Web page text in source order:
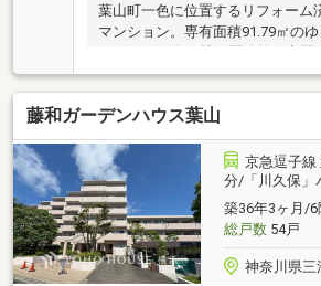
葉山町一色に位置するリフォーム
マンション。専有面積91.79㎡のゆ
リビングは約21帖の開放的な空間
帖以上とゆったりとお使いいただ
問い合わせください。【2026年1
済】■水回り：食洗機付システム
バス、洗面台、温水洗浄機能付き
レンジフード新規交換■内装：ク
え、建具新規交換、スイッチ類交
ズ）■設備・その他：リビングエア
照明設置、モニター付インターホ
ーニング実施
藤和ガーデンハウス葉山
京急逗子線
分/「川久保」
築36年3ヶ月/6
総戸数54戸
神奈川県三